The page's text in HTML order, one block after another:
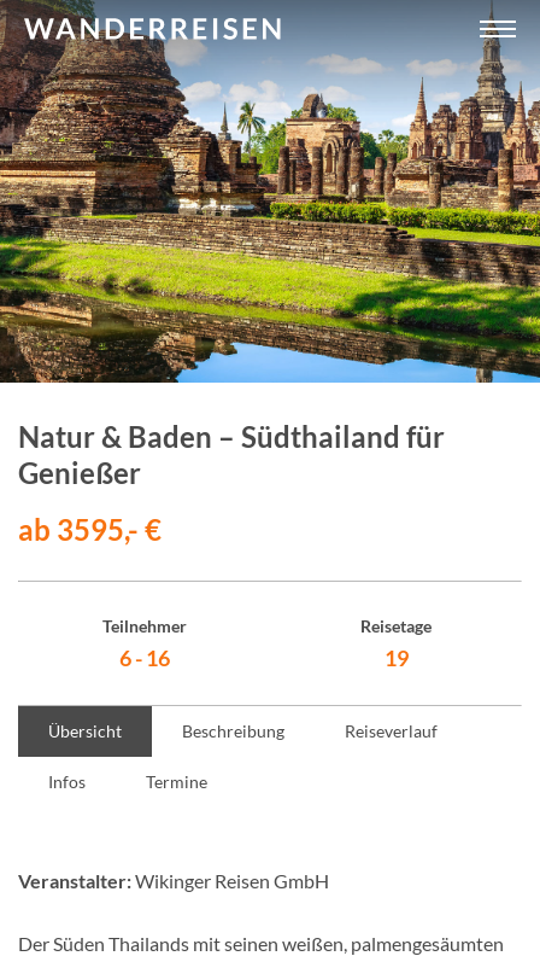
Natur & Baden – Südthailand für
Genießer
ab 3595,- €
Teilnehmer
6 - 16
Reisetage
19
Übersicht Beschreibung Reiseverlauf
Infos Termine
Veranstalter:Wikinger Reisen GmbH
Der Süden Thailands mit seinen weißen, palmengesäumten